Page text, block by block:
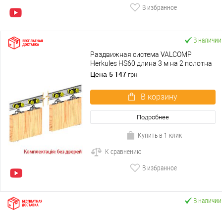
В избранное
В наличии
Раздвижная система VALCOMP
Herkules HS60 длина 3 м на 2 полотна
весом до 60 кг
Цена 5 147 грн.
В корзину
Подробнее
Купить в 1 клик
К сравнению
В избранное
В наличии